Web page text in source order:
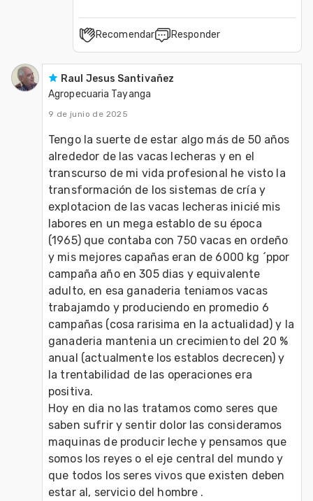
Recomendar Responder
Raul Jesus Santivañez
Agropecuaria Tayanga
9 de junio de 2025
Tengo la suerte de estar algo más de 50 años
alrededor de las vacas lecheras y en el
transcurso de mi vida profesional he visto la
transformación de los sistemas de cría y
explotacion de las vacas lecheras inicié mis
labores en un mega establo de su época
(1965) que contaba con 750 vacas en ordeño
y mis mejores capañas eran de 6000 kg ´ppor
campaña año en 305 dias y equivalente
adulto, en esa ganaderia teniamos vacas
trabajamdo y produciendo en promedio 6
campañas (cosa rarisima en la actualidad) y la
ganaderia mantenia un crecimiento del 20 %
anual (actualmente los establos decrecen) y
la trentabilidad de las operaciones era
positiva.
Hoy en dia no las tratamos como seres que
saben sufrir y sentir dolor las consideramos
maquinas de producir leche y pensamos que
somos los reyes o el eje central del mundo y
que todos los seres vivos que existen deben
estar al, servicio del hombre .